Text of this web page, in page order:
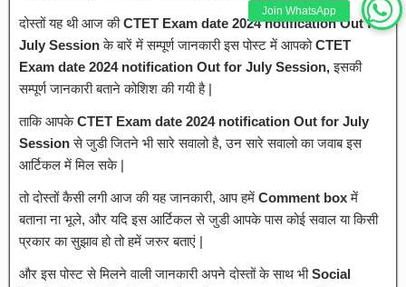
Join WhatsApp
दोस्तों यह थी आज कीCTET Exam date 2024 notification Out for
July Sessionके बारें में सम्पूर्ण जानकारी इस पोस्ट में आपकोCTET
Exam date 2024 notification Out for July Session,इसकी
सम्पूर्ण जानकारी बताने कोशिश की गयी है |
ताकि आपकेCTET Exam date 2024 notification Out for July
Sessionसे जुडी जितने भी सारे सवालो है, उन सारे सवालो का जवाब इस
आर्टिकल में मिल सके |
तो दोस्तों कैसी लगी आज की यह जानकारी, आप हमें Comment boxमें
बताना ना भूले, और यदि इस आर्टिकल से जुडी आपके पास कोई सवाल या किसी
प्रकार का सुझाव हो तो हमें जरुर बताएं |
और इस पोस्ट से मिलने वाली जानकारी अपने दोस्तों के साथ भीSocial